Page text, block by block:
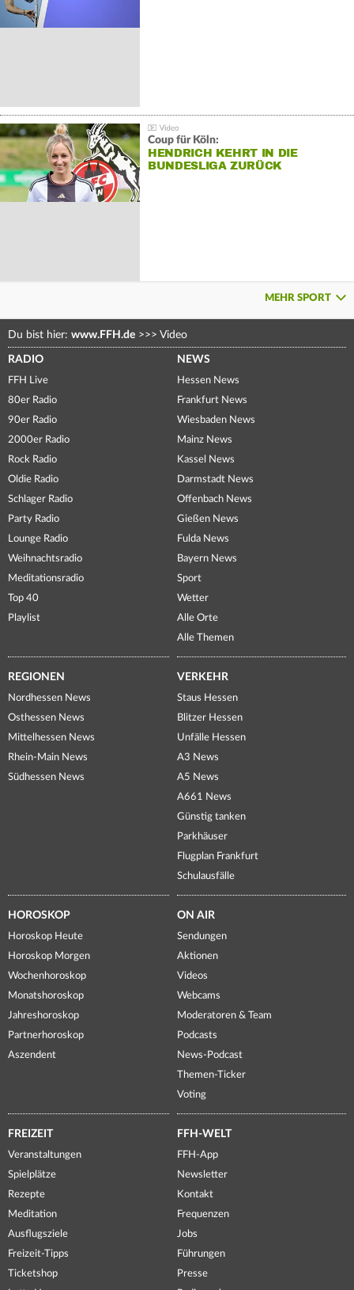
Coup für Köln:
HENDRICH KEHRT IN DIE
BUNDESLIGA ZURÜCK
MEHR SPORT
Du bist hier: www.FFH.de >>> Video
RADIO
FFH Live
80er Radio
90er Radio
2000er Radio
Rock Radio
Oldie Radio
Schlager Radio
Party Radio
Lounge Radio
Weihnachtsradio
Meditationsradio
Top 40
Playlist
NEWS
Hessen News
Frankfurt News
Wiesbaden News
Mainz News
Kassel News
Darmstadt News
Offenbach News
Gießen News
Fulda News
Bayern News
Sport
Wetter
Alle Orte
Alle Themen
REGIONEN
Nordhessen News
Osthessen News
Mittelhessen News
Rhein-Main News
Südhessen News
VERKEHR
Staus Hessen
Blitzer Hessen
Unfälle Hessen
A3 News
A5 News
A661 News
Günstig tanken
Parkhäuser
Flugplan Frankfurt
Schulausfälle
HOROSKOP
Horoskop Heute
Horoskop Morgen
Wochenhoroskop
Monatshoroskop
Jahreshoroskop
Partnerhoroskop
Aszendent
ON AIR
Sendungen
Aktionen
Videos
Webcams
Moderatoren & Team
Podcasts
News-Podcast
Themen-Ticker
Voting
FREIZEIT
Veranstaltungen
Spielplätze
Rezepte
Meditation
Ausflugsziele
Freizeit-Tipps
Ticketshop
FFH-WELT
FFH-App
Newsletter
Kontakt
Frequenzen
Jobs
Führungen
Presse